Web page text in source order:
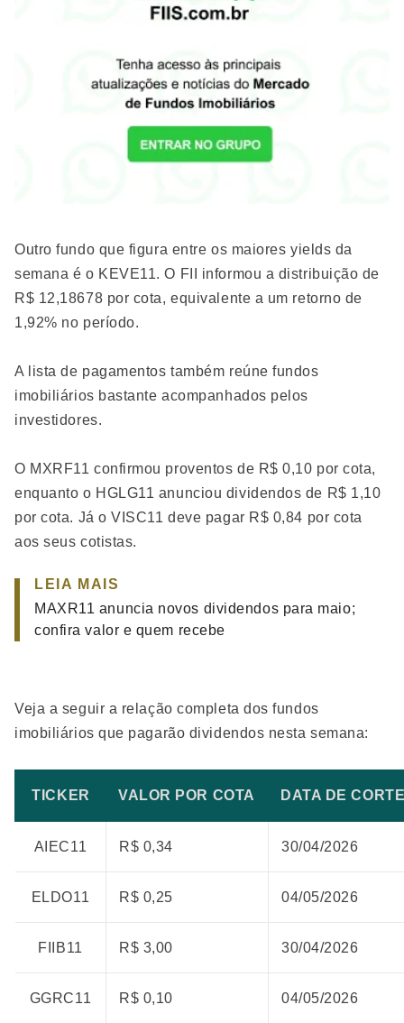
Outro fundo que figura entre os maiores yields da
semana é o KEVE11. O FII informou a distribuição de
R$ 12,18678 por cota, equivalente a um retorno de
1,92% no período.
A lista de pagamentos também reúne fundos
imobiliários bastante acompanhados pelos
investidores.
O MXRF11 confirmou proventos de R$ 0,10 por cota,
enquanto o HGLG11 anunciou dividendos de R$ 1,10
por cota. Já o VISC11 deve pagar R$ 0,84 por cota
aos seus cotistas.
LEIA MAIS
MAXR11 anuncia novos dividendos para maio;
confira valor e quem recebe
Veja a seguir a relação completa dos fundos
imobiliários que pagarão dividendos nesta semana:
TICKER VALOR POR COTA DATA DE
AIEC11 R$ 0,34 30/04/2026
ELDO11 R$ 0,25 04/05/2026
FIIB11 R$ 3,00 30/04/2026
GGRC11 R$ 0,10 04/05/2026